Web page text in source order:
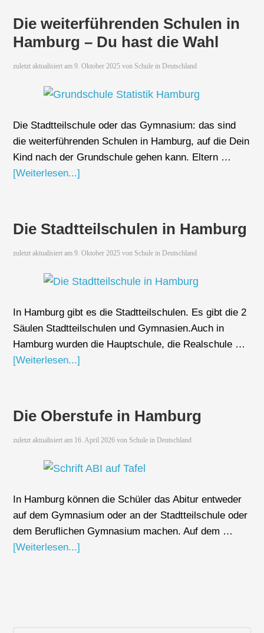
Die weiterführenden Schulen in
Hamburg – Du hast die Wahl
zuletzt aktualisiert am9. Oktober 2025 von Schule in Deutschland
Die Stadtteilschule oder das Gymnasium: das sind
die weiterführenden Schulen in Hamburg, auf die Dein
Kind nach der Grundschule gehen kann. Eltern …
[Weiterlesen...]
Die Stadtteilschulen in Hamburg
zuletzt aktualisiert am9. Oktober 2025 von Schule in Deutschland
In Hamburg gibt es die Stadtteilschulen. Es gibt die 2
Säulen Stadtteilschulen und Gymnasien.Auch in
Hamburg wurden die Hauptschule, die Realschule …
[Weiterlesen...]
Die Oberstufe in Hamburg
zuletzt aktualisiert am 16. April 2026 von Schule in Deutschland
In Hamburg können die Schüler das Abitur entweder
auf dem Gymnasium oder an der Stadtteilschule oder
dem Beruflichen Gymnasium machen. Auf dem …
[Weiterlesen...]